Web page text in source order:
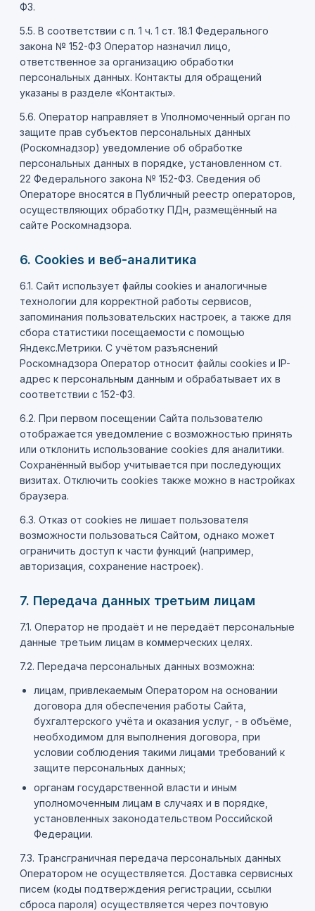
ФЗ.
5.5. В соответствии с п. 1 ч. 1 ст. 18.1 Федерального
закона № 152-ФЗ Оператор назначил лицо,
ответственное за организацию обработки
персональных данных. Контакты для обращений
указаны в разделе «Контакты».
5.6. Оператор направляет в Уполномоченный орган по
защите прав субъектов персональных данных
(Роскомнадзор) уведомление об обработке
персональных данных в порядке, установленном ст.
22 Федерального закона № 152-ФЗ. Сведения об
Операторе вносятся в Публичный реестр операторов,
осуществляющих обработку ПДн, размещённый на
сайте Роскомнадзора.
6. Cookies и веб-аналитика
6.1. Сайт использует файлы cookies и аналогичные
технологии для корректной работы сервисов,
запоминания пользовательских настроек, а также для
сбора статистики посещаемости с помощью
Яндекс.Метрики. С учётом разъяснений
Роскомнадзора Оператор относит файлы cookies и IP-
адрес к персональным данным и обрабатывает их в
соответствии с 152-ФЗ.
6.2. При первом посещении Сайта пользователю
отображается уведомление с возможностью принять
или отклонить использование cookies для аналитики.
Сохранённый выбор учитывается при последующих
визитах. Отключить cookies также можно в настройках
браузера.
6.3. Отказ от cookies не лишает пользователя
возможности пользоваться Сайтом, однако может
ограничить доступ к части функций (например,
авторизация, сохранение настроек).
7. Передача данных третьим лицам
7.1. Оператор не продаёт и не передаёт персональные
данные третьим лицам в коммерческих целях.
7.2. Передача персональных данных возможна:
лицам, привлекаемым Оператором на основании
договора для обеспечения работы Сайта,
бухгалтерского учёта и оказания услуг, - в объёме,
необходимом для выполнения договора, при
условии соблюдения такими лицами требований к
защите персональных данных;
органам государственной власти и иным
уполномоченным лицам в случаях и в порядке,
установленных законодательством Российской
Федерации.
7.3. Трансграничная передача персональных данных
Оператором не осуществляется. Доставка сервисных
писем (коды подтверждения регистрации, ссылки
сброса пароля) осуществляется через почтовую